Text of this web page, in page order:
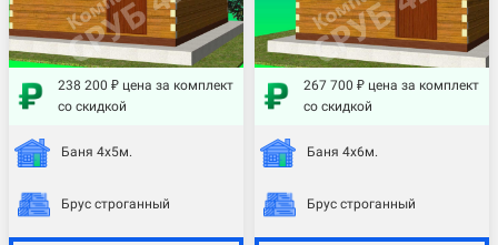
238 200 ₽ цена за комплект
со скидкой
Баня 4х5м.
Брус строганный
267 700 ₽ цена за комплект
со скидкой
Баня 4х6м.
Брус строганный